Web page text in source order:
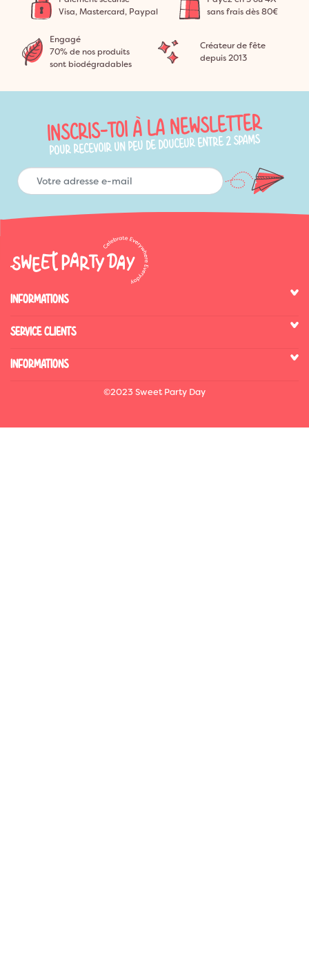
Visa, Mastercard, Paypal
sans frais dès 80€
Engagé
70% de nos produits
sont biodégradables
Créateur de fête
depuis 2013
INSCRIS-TOI À LA NEWSLETTER
POUR RECEVOIR UN PEU DE DOUCEUR ENTRE 2 SPAMS
INFORMATIONS
SERVICE CLIENTS
INFORMATIONS
©2023 Sweet Party Day